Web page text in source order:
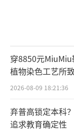
穿8850元
植物染色工艺所
2026-08-09 18:21:36
弃普高锁定本科
追求教育确定性